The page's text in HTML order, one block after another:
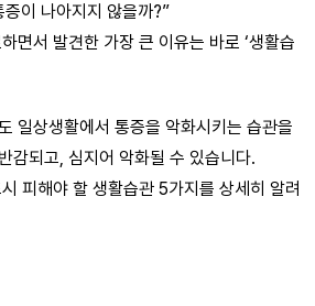
이 나아지지 않을까?”
면서 발견한 가장 큰 이유는 바로 ‘생활습
일상생활에서 통증을 악화시키는 습관을
감되고, 심지어 악화될 수 있습니다.
피해야 할 생활습관 5가지를 상세히 알려